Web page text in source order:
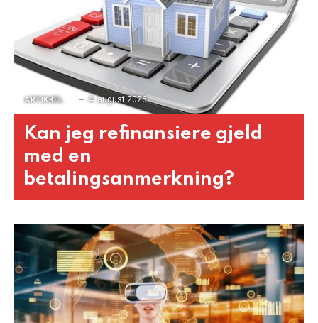
ARTIKKEL 4. august 2026
Kan jeg refinansiere gjeld
med en
betalingsanmerkning?